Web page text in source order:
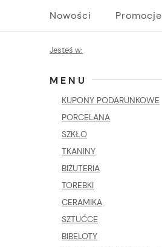
Nowości Promocje
Jesteś w:
MENU
KUPONY PODARUNKOWE
PORCELANA
SZKŁO
TKANINY
BIŻUTERIA
TOREBKI
CERAMIKA
SZTUĆCE
BIBELOTY